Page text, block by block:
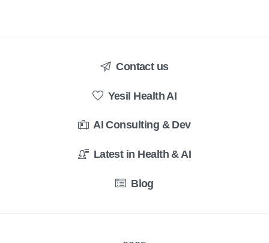
Contact us
Yesil Health AI
AI Consulting & Dev
Latest in Health & AI
Blog